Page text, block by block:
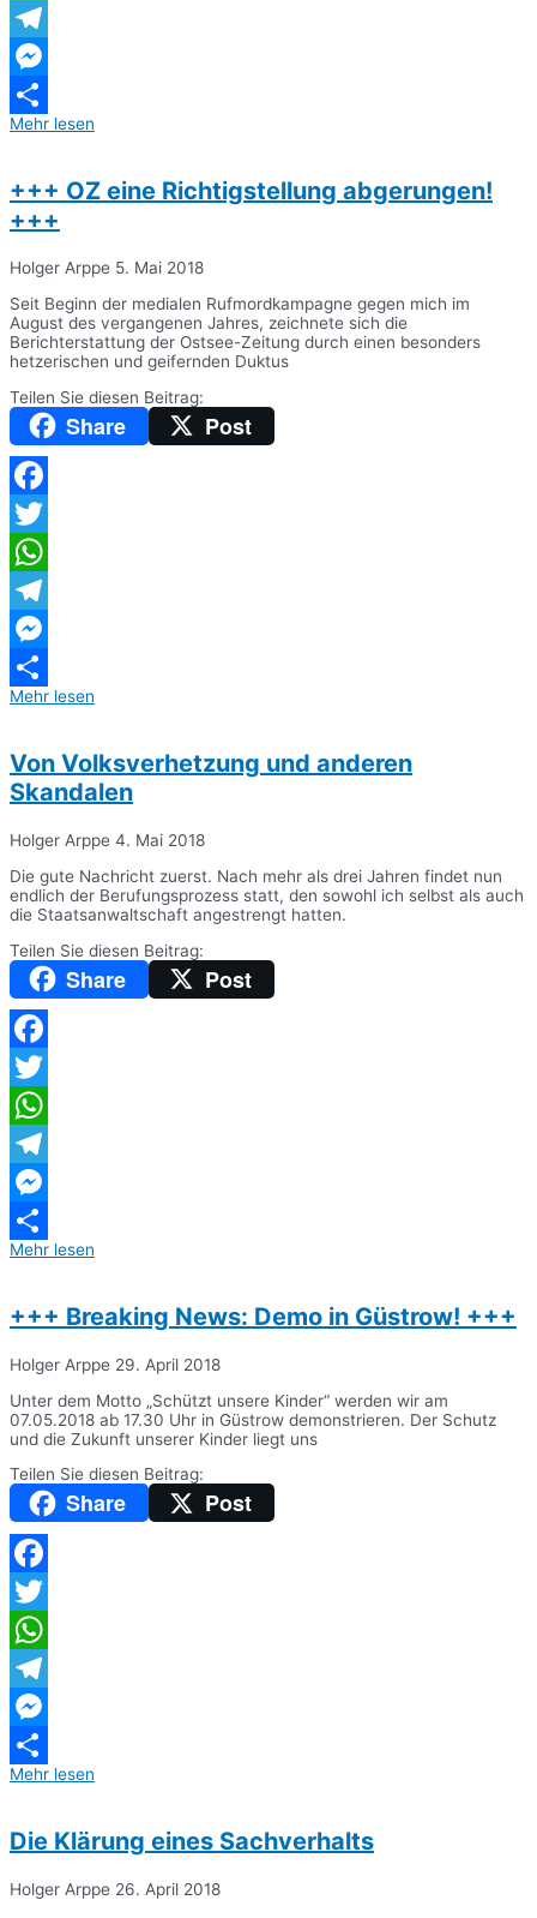
WhatsApp
Telegram
Messenger
Teilen
Mehr lesen
+++ OZ eine Richtigstellung abgerungen!
+++
Holger Arppe 5. Mai 2018
Seit Beginn der medialen Rufmordkampagne gegen mich im
August des vergangenen Jahres, zeichnete sich die
Berichterstattung der Ostsee-Zeitung durch einen besonders
hetzerischen und geifernden Duktus
Teilen Sie diesen Beitrag:
Share Post
Facebook
Twitter
WhatsApp
Telegram
Messenger
Teilen
Mehr lesen
Von Volksverhetzung und anderen
Skandalen
Holger Arppe 4. Mai 2018
Die gute Nachricht zuerst. Nach mehr als drei Jahren findet nun
endlich der Berufungsprozess statt, den sowohl ich selbst als auch
die Staatsanwaltschaft angestrengt hatten.
Teilen Sie diesen Beitrag:
Share Post
Facebook
Twitter
WhatsApp
Telegram
Messenger
Teilen
Mehr lesen
+++ Breaking News: Demo in Güstrow! +++
Holger Arppe 29. April 2018
Unter dem Motto „Schützt unsere Kinder“ werden wir am
07.05.2018 ab 17.30 Uhr in Güstrow demonstrieren. Der Schutz
und die Zukunft unserer Kinder liegt uns
Teilen Sie diesen Beitrag:
Share Post
Facebook
Twitter
WhatsApp
Telegram
Messenger
Teilen
Mehr lesen
Die Klärung eines Sachverhalts
Holger Arppe 26. April 2018